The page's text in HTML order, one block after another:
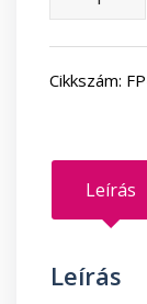
3"
csomag)
mennyiség
Cikkszám:
Leírás
Leírás